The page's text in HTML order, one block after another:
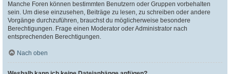
Manche Foren können bestimmten Benutzern oder Gruppen vorbehalten
sein. Um diese einzusehen, Beiträge zu lesen, zu schreiben oder andere
Vorgänge durchzuführen, brauchst du möglicherweise besondere
Berechtigungen. Frage einen Moderator oder Administrator nach
entsprechenden Berechtigungen.
Nach oben